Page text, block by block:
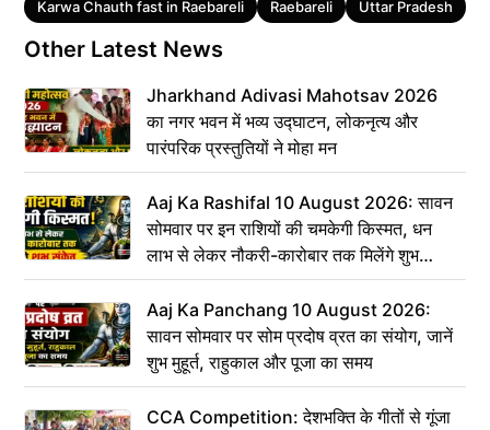
Tags
Karwa Chauth fast in Raebareli Raebareli Uttar Pradesh
Other Latest News
Jharkhand Adivasi Mahotsav 2026
का नगर भवन में भव्य उद्घाटन, लोकनृत्य और
पारंपरिक प्रस्तुतियों ने मोहा मन
Aaj Ka Rashifal 10 August 2026: सावन
सोमवार पर इन राशियों की चमकेगी किस्मत, धन
लाभ से लेकर नौकरी-कारोबार तक मिलेंगे शुभ
संकेत
Aaj Ka Panchang 10 August 2026:
सावन सोमवार पर सोम प्रदोष व्रत का संयोग, जानें
शुभ मुहूर्त, राहुकाल और पूजा का समय
CCA Competition: देशभक्ति के गीतों से गूंजा